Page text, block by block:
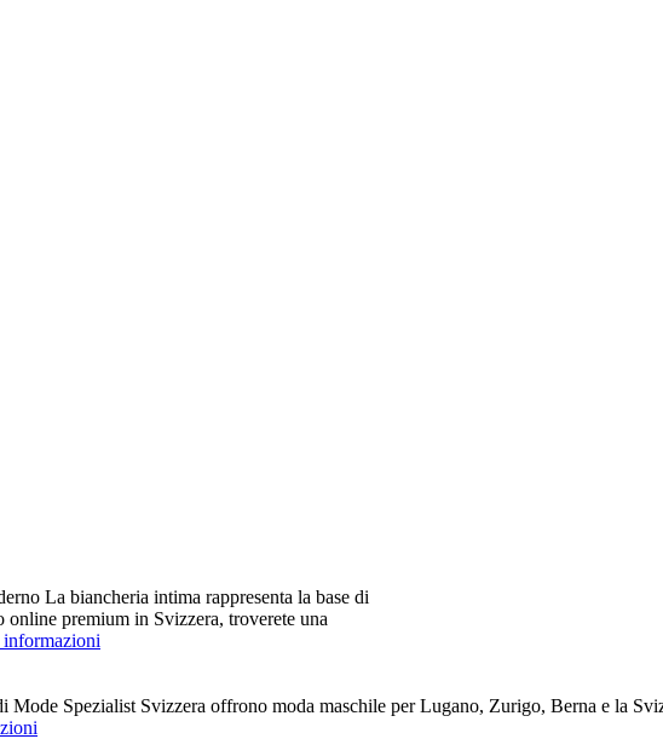
La biancheria intima rappresenta la base di
premium in Svizzera, troverete una
Mode Spezialist Svizzera offrono moda maschile per Lugano, Zurigo, Berna e la